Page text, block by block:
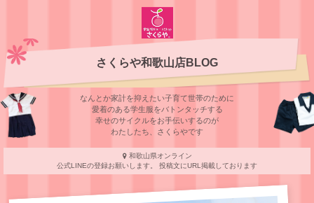
さくらや和歌山店BLOG
なんとか家計を抑えたい子育て世帯のために
愛着のある学⽣服をバトンタッチする
幸せのサイクルをお⼿伝いするのが
わたしたち、さくらやです
和歌山県オンライン
公式LINEの登録お願いします。 投稿文にURL掲載しております